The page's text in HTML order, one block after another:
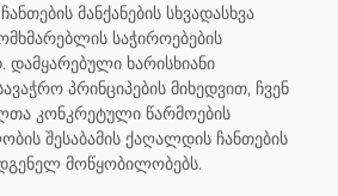
მანქანების სხვადასხვა
საჭიროებების
ხარისხიანი
პრინციპების მიხედვით, ჩვენ
კონკრეტული წარმოების
შესაბამის ქაღალდის ჩანთების
მოწყობილობებს.